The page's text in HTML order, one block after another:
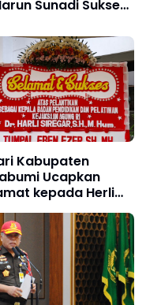
Sunadi Sukses
Aset Pemda
Rp22,1 Miliar
Kabupaten
Ucapkan
kepada Herli
atas Pelantikan
Kabadiklat
RI